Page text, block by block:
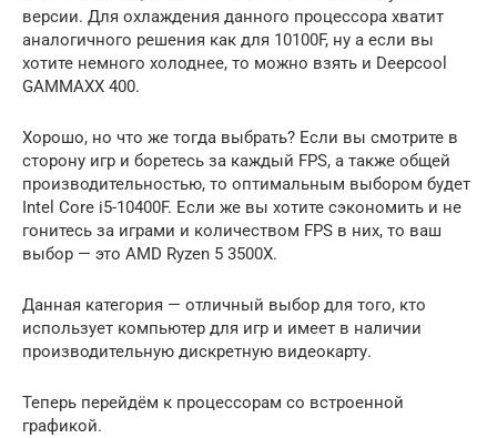
версии. Для охлаждения данного процессора хватит
аналогичного решения как для 10100F, ну а если вы
хотите немного холоднее, то можно взять и Deepcool
GAMMAXX 400.
Хорошо, но что же тогда выбрать? Если вы смотрите в
сторону игр и боретесь за каждый FPS, а также общей
производительностью, то оптимальным выбором будет
Intel Core i5-10400F. Если же вы хотите сэкономить и не
гонитесь за играми и количеством FPS в них, то ваш
выбор — это AMD Ryzen 5 3500X.
Данная категория — отличный выбор для того, кто
использует компьютер для игр и имеет в наличии
производительную дискретную видеокарту.
Теперь перейдём к процессорам со встроенной
графикой.